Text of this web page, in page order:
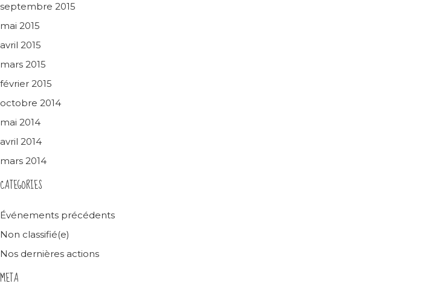
septembre 2015
mai 2015
avril 2015
mars 2015
février 2015
octobre 2014
mai 2014
avril 2014
mars 2014
CATEGORIES
Événements précédents
Non classifié(e)
Nos dernières actions
META